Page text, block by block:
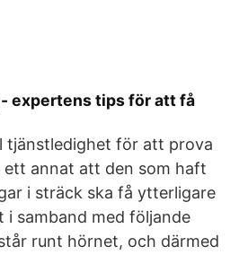
expertens tips för att få
tjänstledighet för att prova
ett annat att den som haft
i sträck ska få ytterligare
i samband med följande
runt hörnet, och därmed